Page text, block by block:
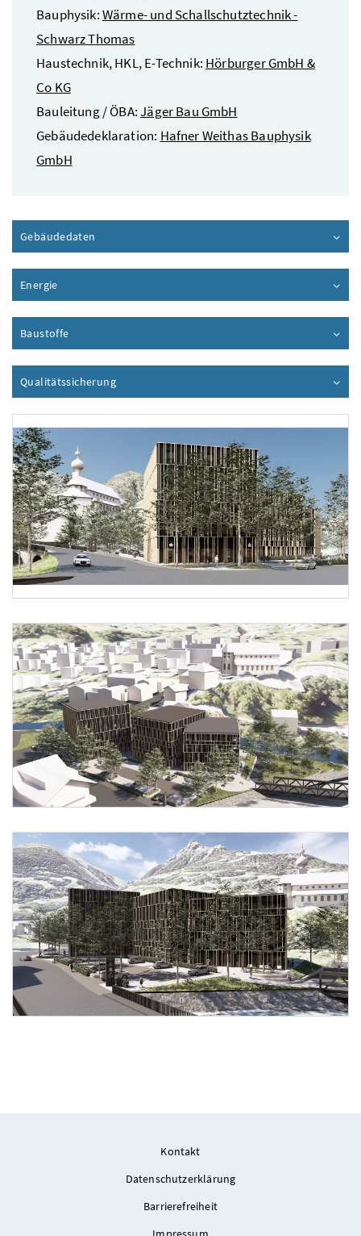
Bauphysik:Wärme- und Schallschutztechnik -
Schwarz Thomas
Haustechnik, HKL, E-Technik: Hörburger GmbH &
Co KG
Bauleitung / ÖBA:Jäger Bau GmbH
Gebäudedeklaration: Hafner Weithas Bauphysik
GmbH
Gebäudedaten
Energie
Baustoffe
QualitätssicherungInhalt aufklappen
Foto 1: Christian Pfister
Foto 2: Christian Pfister
Kontakt
Datenschutzerklärung
Barrierefreiheit